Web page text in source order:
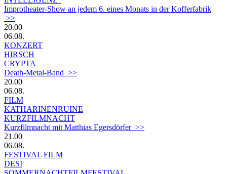
Improtheater-Show an jedem 6. eines Monats in der Kofferfabrik
>>
20.00
06.08.
KONZERT
HIRSCH
CRYPTA
Death-Metal-Band >>
20.00
06.08.
FILM
KATHARINENRUINE
KURZFILMNACHT
Kurzfilmnacht mit Matthias Egersdörfer >>
21.00
06.08.
FESTIVAL FILM
DESI